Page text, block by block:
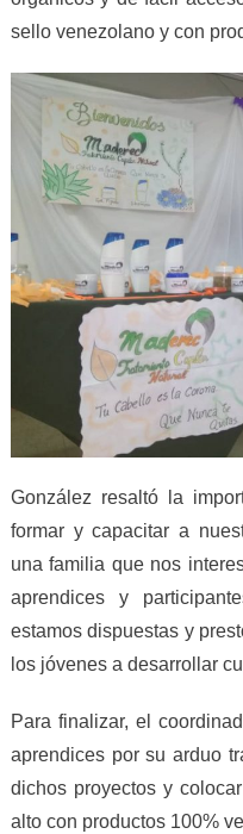
sello venezolano y con
González resaltó la
formar y capacitar a
una familia que nos
aprendices y
estamos dispuestas y
los jóvenes a desarrollar
Para finalizar, el
aprendices por su arduo
dichos proyectos y
alto con productos 100%